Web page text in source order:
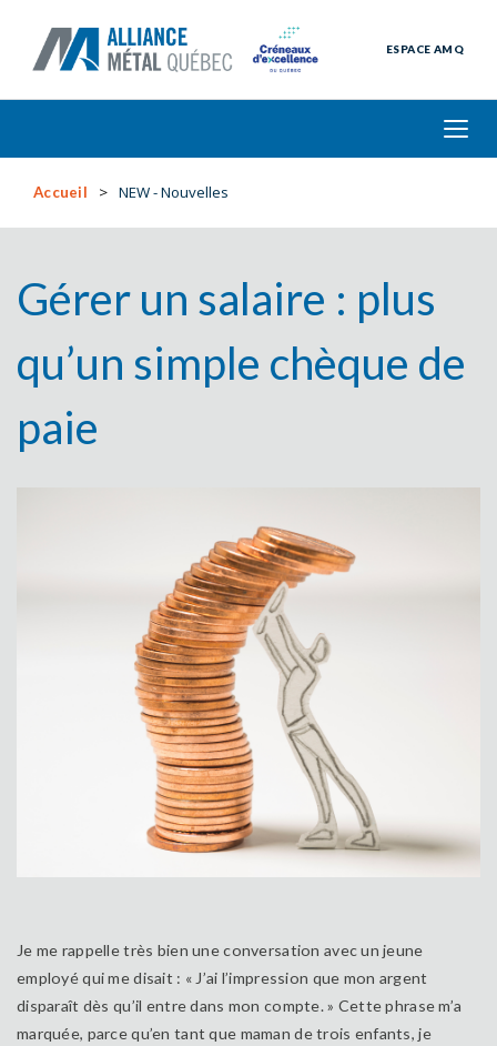
ESPACE AMQ
Accueil NEW - Nouvelles
Gérer un salaire : plus
qu’un simple chèque de
paie
Je me rappelle très bien une conversation avec un jeune
employé qui me disait : « J’ai l’impression que mon argent
disparaît dès qu’il entre dans mon compte. » Cette phrase m’a
marquée, parce qu’en tant que maman de trois enfants, je